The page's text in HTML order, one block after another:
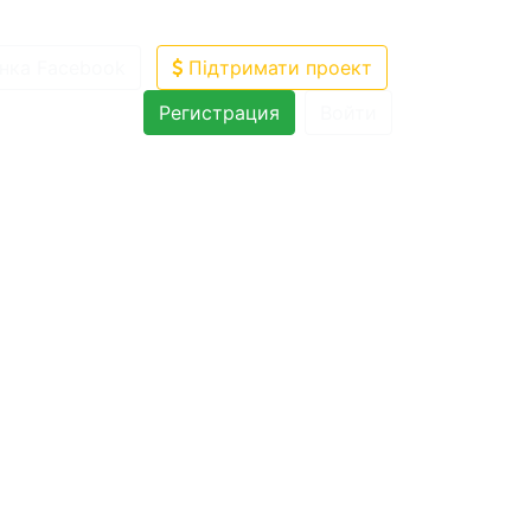
Підтримати проект
Регистрация